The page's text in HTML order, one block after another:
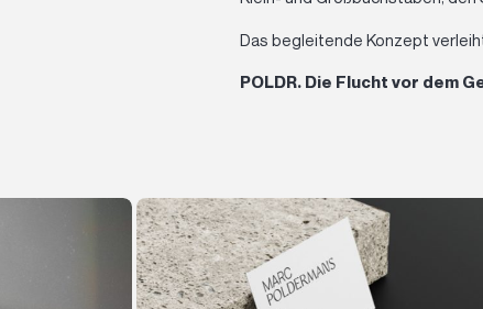
Das begleitende Konzept
POLDR. Die Flucht vor dem